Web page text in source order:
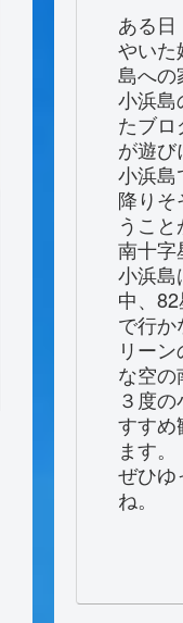
ある
やいた
島への
小浜島
たブ
が遊び
小浜島
降り
うこ
南十字
小浜島
中、
で行
リー
な空の
３度
すすめ
ます。
ぜひゆ
ね。